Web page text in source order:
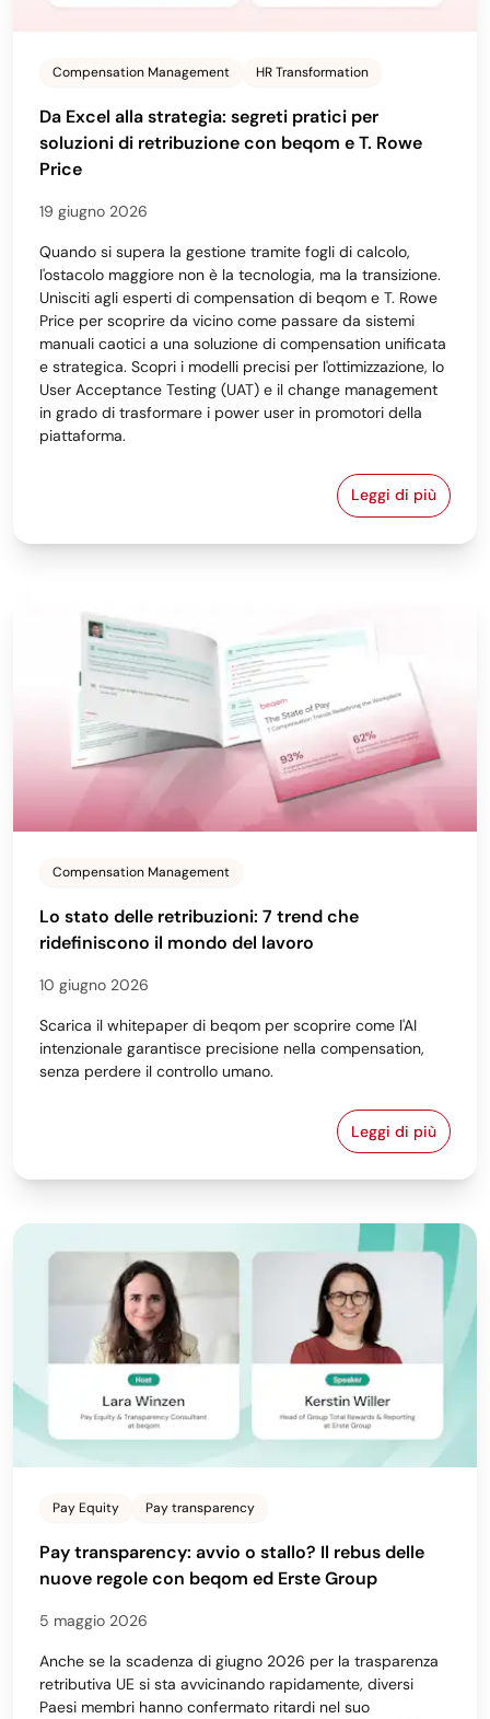
Compensation Management HR Transformation
Da Excel alla strategia: segreti pratici per
soluzioni di retribuzione con beqom e T. Rowe
Price
19 giugno 2026
Quando si supera la gestione tramite fogli di calcolo,
l'ostacolo maggiore non è la tecnologia, ma la transizione.
Unisciti agli esperti di compensation di beqom e T. Rowe
Price per scoprire da vicino come passare da sistemi
manuali caotici a una soluzione di compensation unificata
e strategica. Scopri i modelli precisi per l'ottimizzazione, lo
User Acceptance Testing (UAT) e il change management
in grado di trasformare i power user in promotori della
piattaforma.
Leggi di più
Da Excel
Compensation Management
Lo stato delle retribuzioni: 7 trend che
ridefiniscono il mondo del lavoro
10 giugno 2026
Scarica il whitepaper di beqom per scoprire come l'AI
intenzionale garantisce precisione nella compensation,
senza perdere il controllo umano.
Leggi di più
Lo stato
Pay Equity Pay transparency
Pay transparency: avvio o stallo? Il rebus delle
nuove regole con beqom ed Erste Group
5 maggio 2026
Anche se la scadenza di giugno 2026 per la trasparenza
retributiva UE si sta avvicinando rapidamente, diversi
Paesi membri hanno confermato ritardi nel suo